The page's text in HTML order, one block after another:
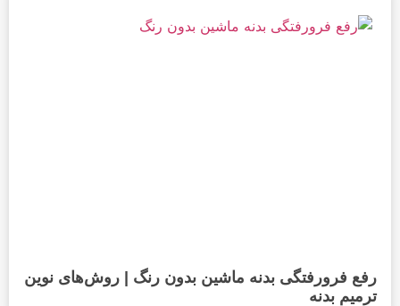
رفع فرورفتگی بدنه ماشین بدون رنگ | روش‌های نوین
ترمیم بدنه